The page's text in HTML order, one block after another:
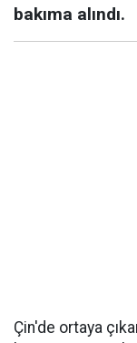
bakıma alındı.
Çin'de ortaya